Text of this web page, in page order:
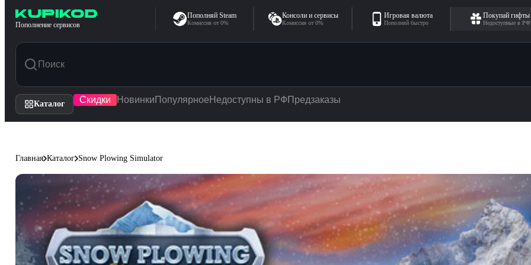
Перейти к содержимому
Пополнение сервисов
Пополняй Steam
Комиссия от 0%
Консоли и сервисы
Комиссия от 0%
Игровая валюта
Пополняй быстро
Покупай гифты
Недоступные в РФ
Каталог Скидки Новинки Популярное Недоступны в РФ Предзаказы
Главная Каталог Snow Plowing Simulator